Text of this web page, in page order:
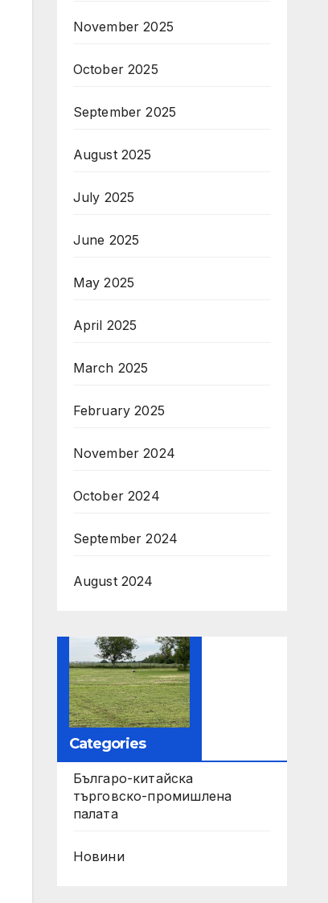
November 2025
October 2025
September 2025
August 2025
July 2025
June 2025
May 2025
April 2025
March 2025
February 2025
November 2024
October 2024
September 2024
August 2024
Categories
Българо-китайска
търговско-промишлена
палата
Новини